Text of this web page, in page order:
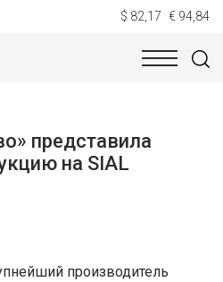
$ 82,17 € 94,84
представила
на SIAL
производитель